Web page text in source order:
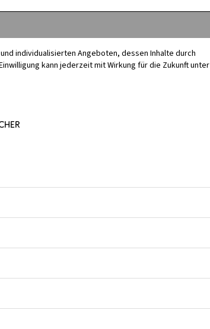
individualisierten Angeboten, dessen Inhalte durch
kann jederzeit mit Wirkung für die Zukunft unter